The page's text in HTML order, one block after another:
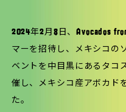
2024年2月8日、Avocados
マーを招待し、メキシコの
ベントを中目黒にあるタコ
催し、メキシコ産アボカド
た。